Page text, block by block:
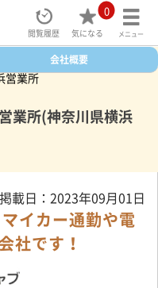
閲覧履歴
0
気になる メニュー
神奈川県
営業所
業所(神奈川県横浜
会社概要
掲載日：2023年09月01日
イカー通勤や電
社です！